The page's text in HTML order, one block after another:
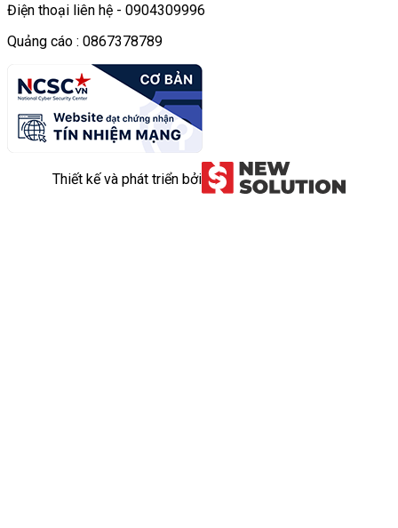
Điện thoại liên hệ - 0904309996
Quảng cáo : 0867378789
Thiết kế và phát triển bởi